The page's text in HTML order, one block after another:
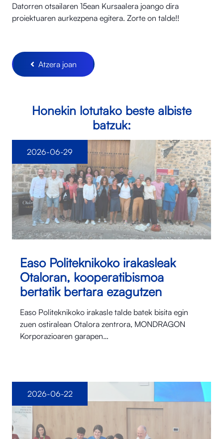
Datorren otsailaren 15ean Kursaalera joango dira
proiektuaren aurkezpena egitera. Zorte on talde!!
Atzera joan
Honekin lotutako beste albiste
batzuk:
Easo Politeknikoko irakasleak
Otaloran, kooperatibismoa
bertatik bertara ezagutzen
Easo Politeknikoko irakasle talde batek bisita egin
zuen ostiralean Otalora⁠ zentrora, MONDRAGON
Korporazioaren garapen…
2026-06-29
2026-06-22